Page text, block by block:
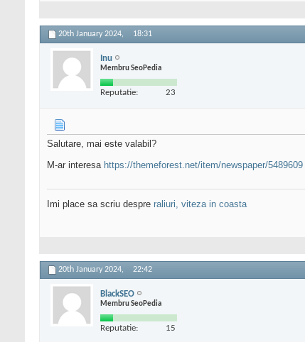
20th January 2024, 18:31
Inu
Membru SeoPedia
Reputatie: 23
Salutare, mai este valabil?
M-ar interesa https://themeforest.net/item/newspaper/5489609
Imi place sa scriu despre raliuri, viteza in coasta
20th January 2024, 22:42
BlackSEO
Membru SeoPedia
Reputatie: 15